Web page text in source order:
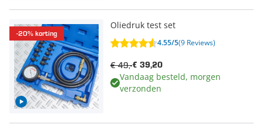
-20% korting
Oliedruk test set
4.55/5(9 Reviews)
€ 39,20
€ 49,-
Vandaag besteld, morgen
verzonden